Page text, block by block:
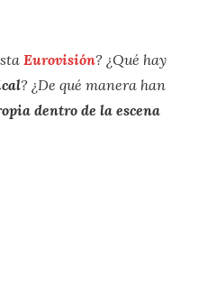
Eurovisión? ¿Qué hay
? ¿De qué manera han
dentro de la escena